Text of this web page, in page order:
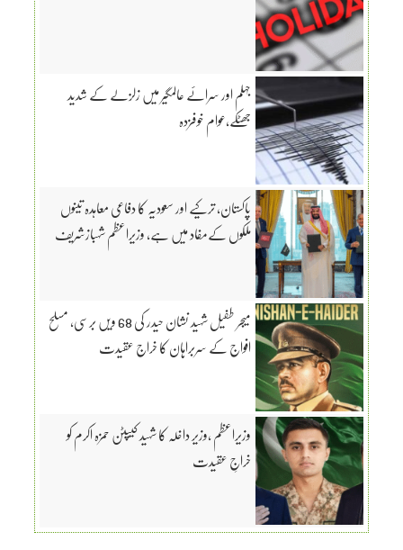
جہلم اور سرائے عالمگیر میں زلزلے کے شدید
جھٹکے،عوام خوفزدہ
پاکستان، ترکیے اور سعودیہ کا دفاعی معاہدہ تینوں
ملکوں کےمفاد میں ہے، وزیراعظم شہبازشریف
میجر طفیل شہید نشان حیدر کی 68 ویں برسی، مسلح
افواج کے سربراہان کا خراج عقیدت
وزیراعظم ،وزیر داخلہ کا شہید کیپٹن حمزہ اکرم کو
خراجِ عقیدت